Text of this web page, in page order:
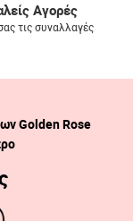
Αγορές
τις συναλλαγές
Golden Rose